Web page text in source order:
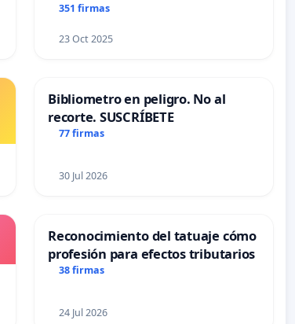
351 firmas
23 Oct 2025
Bibliometro en peligro. No al
recorte. SUSCRÍBETE
77 firmas
30 Jul 2026
Reconocimiento del tatuaje cómo
profesión para efectos tributarios
38 firmas
24 Jul 2026